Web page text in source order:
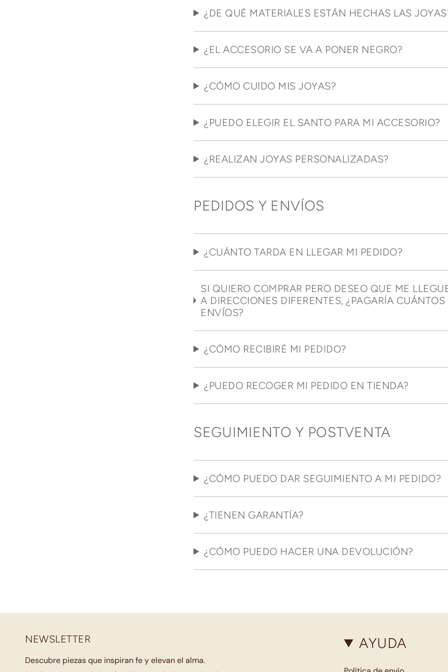
¿DE QUÉ MATERIALES ESTÁN HECHAS LAS
¿EL ACCESORIO SE VA A PONER NEGRO?
¿CÓMO CUIDO MIS JOYAS?
¿PUEDO ELEGIR EL SANTO PARA MI ACCESORIO?
¿REALIZAN JOYAS PERSONALIZADAS?
PEDIDOS Y ENVÍOS
¿CUÁNTO TARDA EN LLEGAR MI PEDIDO?
SI QUIERO COMPRAR PERO DESEO QUE ME
A DIRECCIONES DIFERENTES, ¿PAGARÍA CUÁNTOS
ENVÍOS?
¿CÓMO RECIBIRÉ MI PEDIDO?
¿PUEDO RECOGER MI PEDIDO EN TIENDA?
SEGUIMIENTO Y POSTVENTA
¿CÓMO PUEDO DAR SEGUIMIENTO A MI PEDIDO?
¿TIENEN GARANTÍA?
¿CÓMO PUEDO HACER UNA DEVOLUCIÓN?
NEWSLETTER
Descubre piezas que inspiran fe y elevan el alma.
AYUDA